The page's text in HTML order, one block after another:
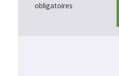
obligatoires